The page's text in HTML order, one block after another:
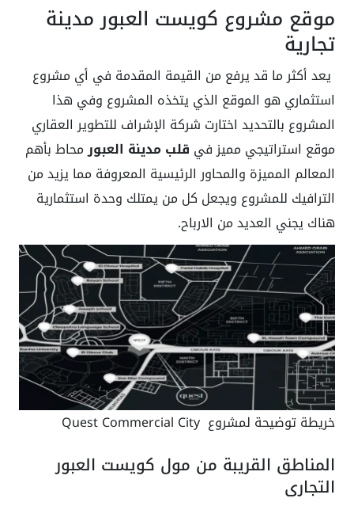
موقع مشروع كويست العبور مدينة
تجارية
يعد أكثر ما قد يرفع من القيمة المقدمة في أي مشروع
استثماري هو الموقع الذي يتخذه المشروع وفي هذا
المشروع بالتحديد اختارت شركة الإشراف للتطوير العقاري
موقع استراتيجي مميز في قلب مدينة العبورمحاط بأهم
المعالم المميزة والمحاور الرئيسية المعروفة مما يزيد من
الترافيك للمشروع ويجعل كل من يمتلك وحدة استثمارية
هناك يجني العديد من الارباح.
خريطة توضيحة لمشروع Quest Commercial City
المناطق القريبة من مول كويست العبور
التجاري